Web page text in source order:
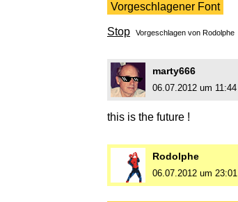
Vorgeschlagener Font
Stop Vorgeschlagen von Rodolphe
marty666
06.07.2012 um 11:44
this is the future !
Rodolphe
06.07.2012 um 23:01